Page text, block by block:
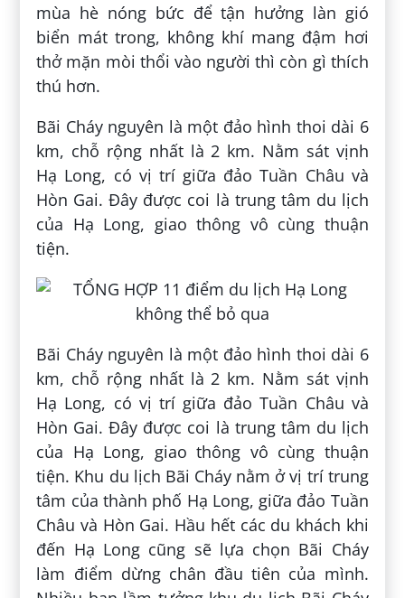
mùa hè nóng bức để tận hưởng làn gió
biển mát trong, không khí mang đậm hơi
thở mặn mòi thổi vào người thì còn gì thích
thú hơn.
Bãi Cháy nguyên là một đảo hình thoi dài 6
km, chỗ rộng nhất là 2 km. Nằm sát vịnh
Hạ Long, có vị trí giữa đảo Tuần Châu và
Hòn Gai. Đây được coi là trung tâm du lịch
của Hạ Long, giao thông vô cùng thuận
tiện.
Bãi Cháy nguyên là một đảo hình thoi dài 6
km, chỗ rộng nhất là 2 km. Nằm sát vịnh
Hạ Long, có vị trí giữa đảo Tuần Châu và
Hòn Gai. Đây được coi là trung tâm du lịch
của Hạ Long, giao thông vô cùng thuận
tiện. Khu du lịch Bãi Cháy nằm ở vị trí trung
tâm của thành phố Hạ Long, giữa đảo Tuần
Châu và Hòn Gai. Hầu hết các du khách khi
đến Hạ Long cũng sẽ lựa chọn Bãi Cháy
làm điểm dừng chân đầu tiên của mình.